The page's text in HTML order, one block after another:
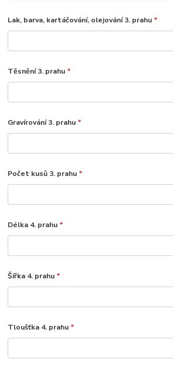
Lak, barva, kartáčování, olejování 3. prahu *
Těsnění 3. prahu *
Gravírování 3. prahu *
Počet kusů 3. prahu *
Délka 4. prahu *
Šířka 4. prahu *
Tloušťka 4. prahu *